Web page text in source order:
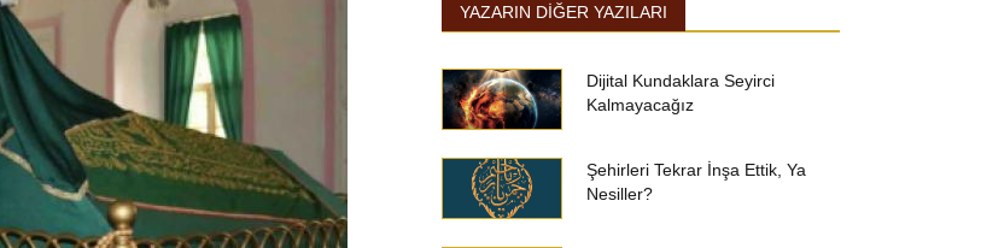
YAZARIN DIĞER YAZILARI
Dijital Kundaklara Seyirci
Kalmayacağız
Şehirleri Tekrar İnşa Ettik, Ya
Nesiller?